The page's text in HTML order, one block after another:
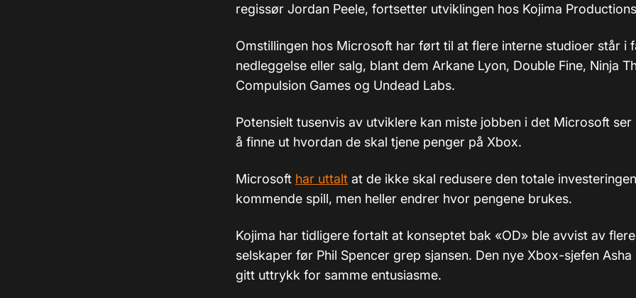
regissør Jordan Peele, fortsetter utviklingen hos Kojima
Omstillingen hos Microsoft har ført til at flere interne studioer står i
nedleggelse eller salg, blant dem Arkane Lyon, Double Fine, Ninja
Compulsion Games og Undead Labs.
Potensielt tusenvis av utviklere kan miste jobben i det Microsoft
å finne ut hvordan de skal tjene penger på Xbox.
Microsoft har uttalt at de ikke skal redusere den totale
kommende spill, men heller endrer hvor pengene brukes.
Kojima har tidligere fortalt at konseptet bak «OD» ble avvist av
selskaper før Phil Spencer grep sjansen. Den nye Xbox-sjefen Asha
gitt uttrykk for samme entusiasme.